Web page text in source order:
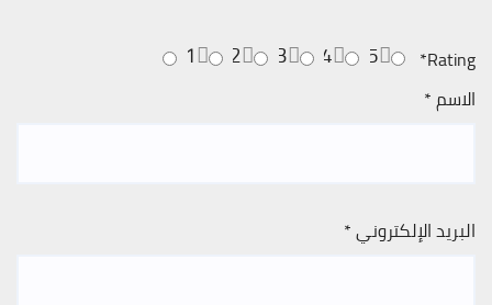
Rating
*
5
4
3
2
1
الاسم*
البريد الإلكتروني*